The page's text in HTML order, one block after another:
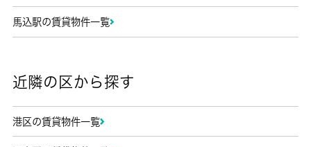
馬込駅の賃貸物件一覧
近隣の区から探す
港区の賃貸物件一覧